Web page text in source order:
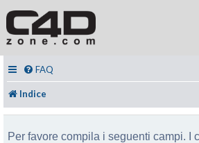
FAQ
Indice
Per favore compila i seguenti campi. I